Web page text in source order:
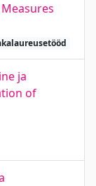
ja
of